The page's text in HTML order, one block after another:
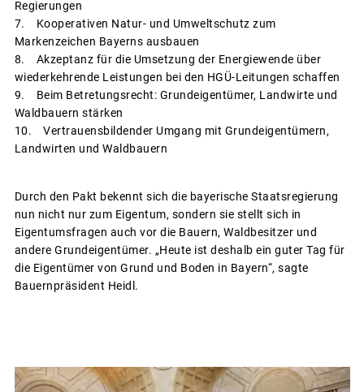
Regierungen
7. Kooperativen Natur- und Umweltschutz zum
Markenzeichen Bayerns ausbauen
8. Akzeptanz für die Umsetzung der Energiewende über
wiederkehrende Leistungen bei den HGÜ-Leitungen schaffen
9. Beim Betretungsrecht: Grundeigentümer, Landwirte und
Waldbauern stärken
10. Vertrauensbildender Umgang mit Grundeigentümern,
Landwirten und Waldbauern
Durch den Pakt bekennt sich die bayerische Staatsregierung
nun nicht nur zum Eigentum, sondern sie stellt sich in
Eigentumsfragen auch vor die Bauern, Waldbesitzer und
andere Grundeigentümer. „Heute ist deshalb ein guter Tag für
die Eigentümer von Grund und Boden in Bayern“, sagte
Bauernpräsident Heidl.